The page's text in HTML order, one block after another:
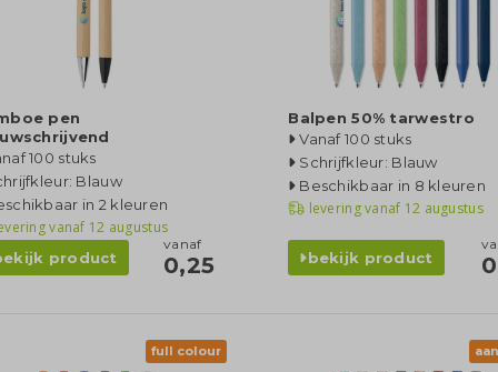
pen
100 stuks
Blauw
in 2 kleuren
vanaf 12 augustus
product
vanaf
0,25
Balpen 50% tarwestro
Vanaf 100 stuks
Schrijfkleur: Blauw
Beschikbaar in 8 kleuren
levering vanaf 12 augustus
bekijk product
full colour